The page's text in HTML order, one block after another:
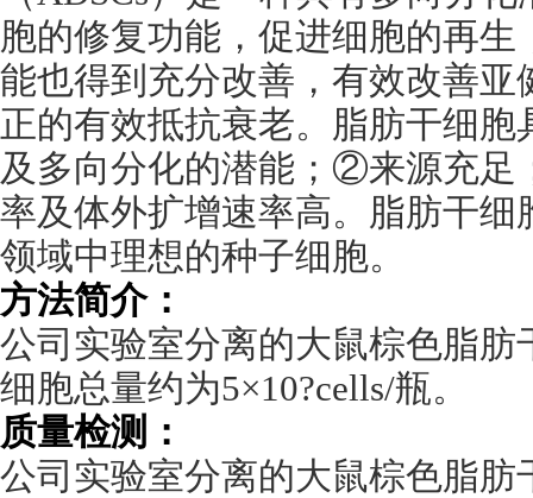
胞的修复功能，促进细胞的再
能也得到充分改善，有效改善
正的有效抵抗衰老。脂肪干细
及多向分化的潜能；②来源充
率及体外扩增速率高。脂肪干
领域中理想的种子细胞。
方法简介：
公司实验室分离的大鼠棕色脂
细胞总量约为5×10?cells/瓶。
质量检测：
公司实验室分离的大鼠棕色脂肪